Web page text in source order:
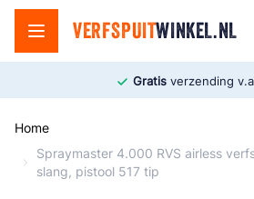
Ga naar de inhoud
VERFSPUITWINKEL.NL
Gratis verzending
Home
Spraymaster 4.000 RVS airless
slang, pistool 517 tip